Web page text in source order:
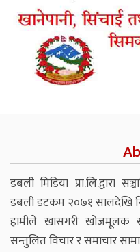
डबली मिडिया प्रा.लि.द्वारा
डबली डटकम २०७१ सालदेखि
हामीले खासगरी खोजमूलक
सन्तुलित विचार र समाचार